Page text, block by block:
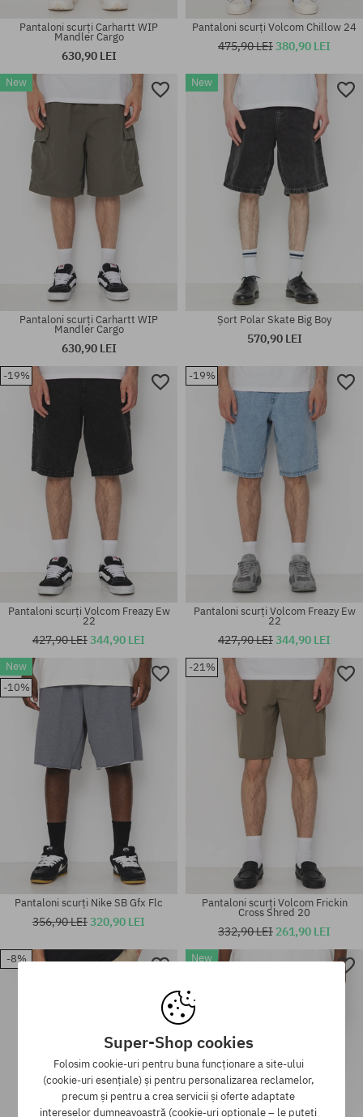
Mărimi existente:
31; 32
Mărimi existente:
S; M; L
Mărimi existente:
S; M; L
Pantaloni scurți Carhartt WIP
Mandler Cargo
630,90 LEI
Mărimi existente:
Pantaloni scurți Volcom Chillow 24
475,90 LEI380,90 LEI
New
Mărimi existente:
S; M; XL
Pantaloni scurți Carhartt WIP
Mandler Cargo
630,90 LEI
New
Mărimi existente:
Șort Polar Skate Big Boy
570,90 LEI
-19%
Mărimi existente:
Pantaloni scurți Volcom Freazy Ew
22
427,90 LEI344,90 LEI
-19%
Pantaloni scurți Volcom Freazy Ew
22
427,90 LEI344,90 LEI
New
-10%
Pantaloni scurți Nike SB Gfx Flc
356,90 LEI320,90 LEI
-21%
Pantaloni scurți Volcom Frickin
Cross Shred 20
332,90 LEI 261,90 LEI
-8%
New
Super-Shop cookies
Folosim cookie-uri pentru buna funcționare a site-ului
(cookie-uri esențiale) și pentru personalizarea reclamelor,
precum și pentru a crea servicii și oferte adaptate
intereselor dumneavoastră (cookie-uri opționale – le puteți